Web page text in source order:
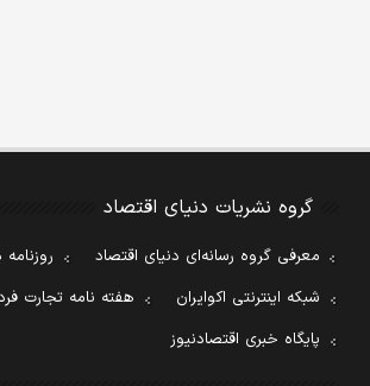
گروه نشریات دنیای اقتصاد
معرفی گروه رسانه‌ای دنیای اقتصاد
شبکه اینترنتی اکوایران
هفته نامه تجارت
پایگاه خبری اقتصادنیوز